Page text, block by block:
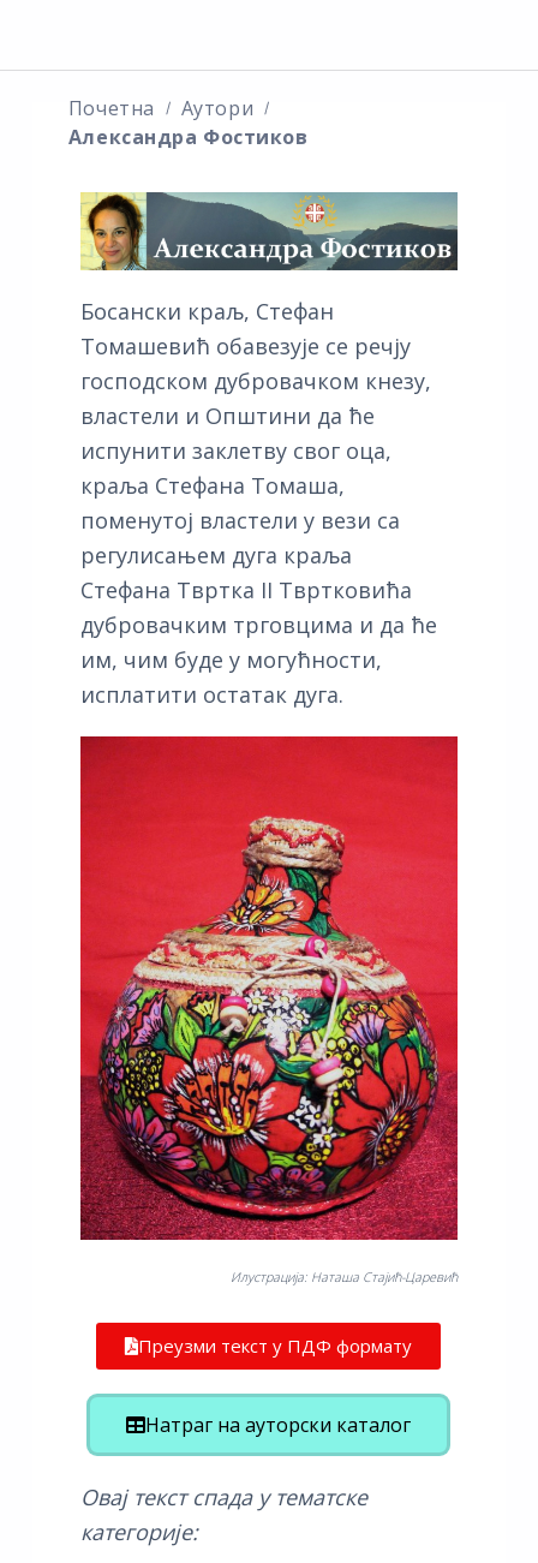
Почетна
Аутори
Александра Фостиков
Босански краљ, Стефан
Томашевић обавезује се речју
господском дубровачком кнезу,
властели и Општини да ће
испунити заклетву свог оца,
краља Стефана Томаша,
поменутој властели у вези са
регулисањем дуга краља
Стефана Твртка II Твртковића
дубровачким трговцима и да ће
им, чим буде у могућности,
исплатити остатак дуга.
Илустрација: Наташа Стајић-Царевић
Преузми текст у ПДФ формату
Натраг на ауторски каталог
Овај текст спада у тематске
категорије: